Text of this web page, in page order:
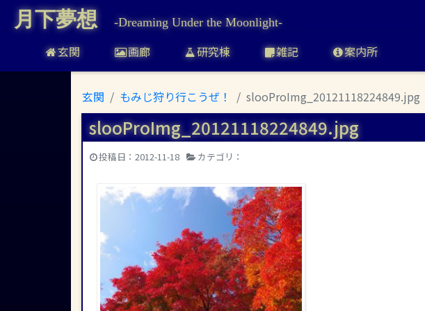
月下夢想 -Dreaming Under the Moonlight-
玄関 画廊 研究棟 雑記 案内所
玄関 もみじ狩り行こうぜ！ slooProImg_20121118224849.jpg
slooProImg_20121118224849.jpg| 月下夢想
投稿日： 2012-11-18 カテゴリ：